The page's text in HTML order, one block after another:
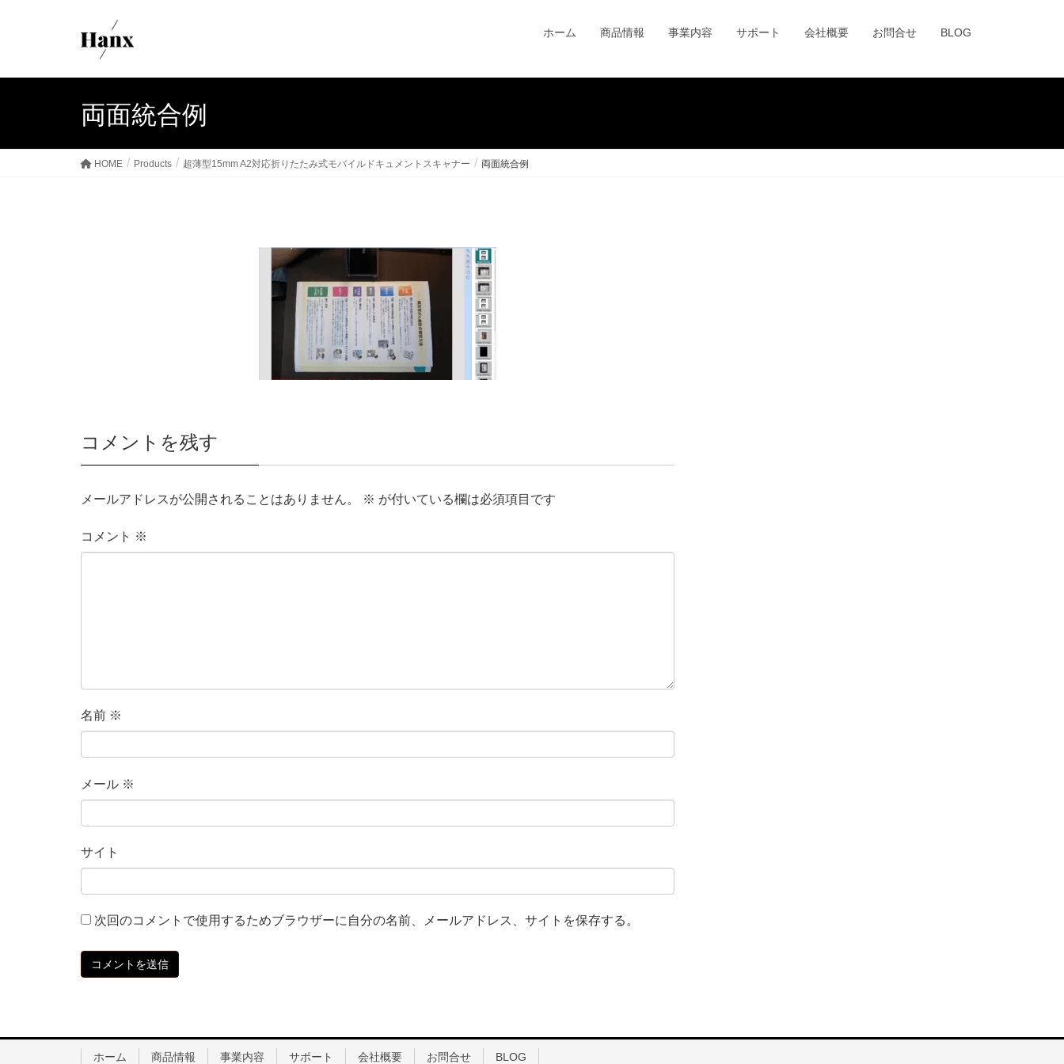
ホーム 商品情報 事業内容 サポート 会社概要 お問合せ BLOG
両面統合例
HOME Products 超薄型15mm A2対応折りたたみ式モバイルドキュメントスキャナー 両面統合例
コメントを残す
メールアドレスが公開されることはありません。 ※ が付いている欄は必須項目です
コメント ※
名前 ※
メール ※
サイト
次回のコメントで使用するためブラウザーに自分の名前、メールアドレス、サイトを保存する。
ホーム 商品情報 事業内容 サポート 会社概要 お問合せ BLOG